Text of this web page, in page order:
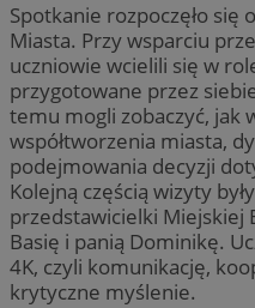
Spotkanie rozpoczęło się
Miasta. Przy wsparciu
uczniowie wcielili się w
przygotowane przez
temu mogli zobaczyć, jak
współtworzenia miasta,
podejmowania decyzji
Kolejną częścią wizyty
przedstawicielki
Basię i panią Dominikę.
4K, czyli komunikację,
krytyczne myślenie.